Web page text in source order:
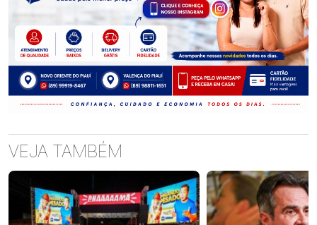
VEJA TAMBÉM